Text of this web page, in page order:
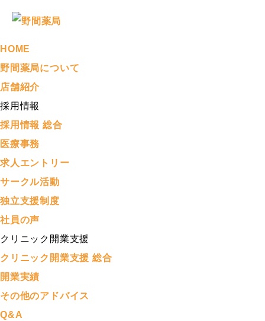
HOME
野間薬局について
店舗紹介
採用情報
採用情報 総合
医療事務
求人エントリー
サークル活動
独立支援制度
社員の声
クリニック開業支援
クリニック開業支援 総合
開業実績
その他のアドバイス
Q&A